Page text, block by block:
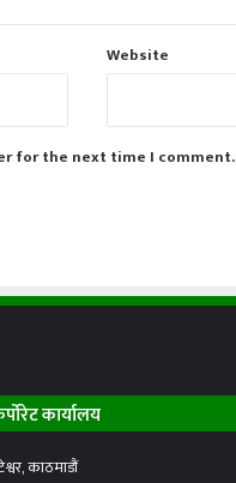
Website
for the next time I comment.
कार्यालय
काठमाडौं